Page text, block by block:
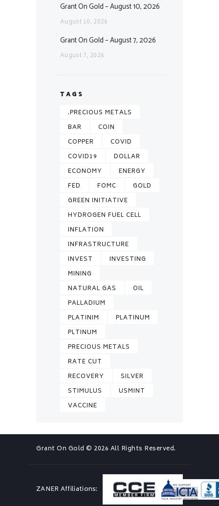
Grant On Gold – August 10, 2026
August 10, 2026
Grant On Gold – August 7, 2026
August 7, 2026
TAGS
.PRECIOUS METALS
BAR
COIN
COPPER
COVID
COVID19
DOLLAR
ECONOMY
ENERGY
FED
FOMC
GOLD
GREEN INITIATIVE
HYDROGEN FUEL CELL
INFLATION
INFRASTRUCTURE
INVEST
INVESTING
MINING
NATURAL GAS
OIL
PALLADIUM
PLATINIM
PLATINUM
PLTINUM
PRECIOUS METALS
RATE CUT
RECOVERY
SILVER
STIMULUS
USMINT
VACCINE
Grant On Gold © 2026 All Rights Reserved.
ZANER Affiliations: